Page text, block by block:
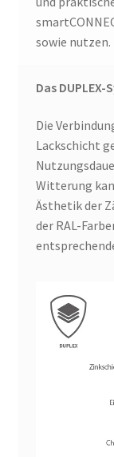
sowie nutzen.
Das
Die
Lackschicht
Witterung
Ästhetik der
der RAL-